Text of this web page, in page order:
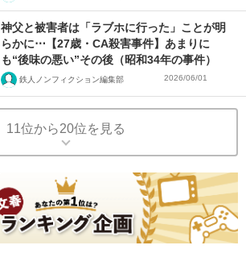
神父と被害者は「ラブホに行った」ことが明
らかに⋯【27歳・CA殺害事件】あまりに
も“後味の悪い”その後（昭和34年の事件）
鉄人ノンフィクション編集部 2026/06/01
11位から20位を見る